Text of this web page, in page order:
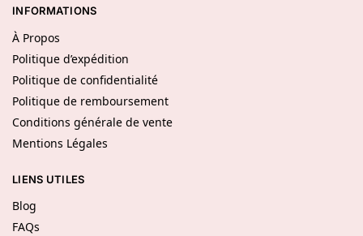
INFORMATIONS
À Propos
Politique d’expédition
Politique de confidentialité
Politique de remboursement
Conditions générale de vente
Mentions Légales
LIENS UTILES
Blog
FAQs